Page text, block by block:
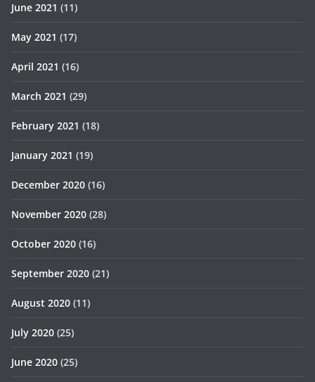
June 2021 (11)
May 2021 (17)
April 2021 (16)
March 2021 (29)
February 2021 (18)
January 2021 (19)
December 2020 (16)
November 2020 (28)
October 2020 (16)
September 2020 (21)
August 2020 (11)
July 2020 (25)
June 2020 (25)